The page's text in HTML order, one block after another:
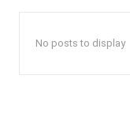
No posts to display